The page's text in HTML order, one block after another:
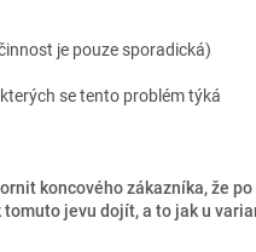
je pouze sporadická)
se tento problém týká
koncového zákazníka, že
jevu dojít, a to jak u